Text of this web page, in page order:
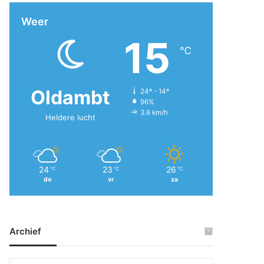
Weer
Oldambt
Heldere lucht
15 ℃
24º - 14º
96%
3.6 km/h
24 ℃
do
23 ℃
vr
26 ℃
za
Archief